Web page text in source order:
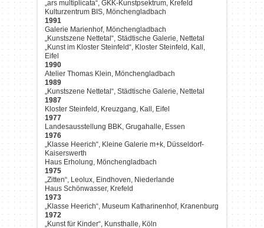
„ars multiplicata“, GKK-Kunstpsektrum, Krefeld
Kulturzentrum BIS, Mönchengladbach
1991
Galerie Marienhof, Mönchengladbach
„Kunstszene Nettetal“, Städtische Galerie, Nettetal
„Kunst im Kloster Steinfeld“, Kloster Steinfeld, Kall,
Eifel
1990
Atelier Thomas Klein, Mönchengladbach
1989
„Kunstszene Nettetal“, Städtische Galerie, Nettetal
1987
Kloster Steinfeld, Kreuzgang, Kall, Eifel
1977
Landesausstellung BBK, Grugahalle, Essen
1976
„Klasse Heerich“, Kleine Galerie m+k, Düsseldorf-
Kaiserswerth
Haus Erholung, Mönchengladbach
1975
„Zitten“, Leolux, Eindhoven, Niederlande
Haus Schönwasser, Krefeld
1973
„Klasse Heerich“, Museum Katharinenhof, Kranenburg
1972
„Kunst für Kinder“, Kunsthalle, Köln